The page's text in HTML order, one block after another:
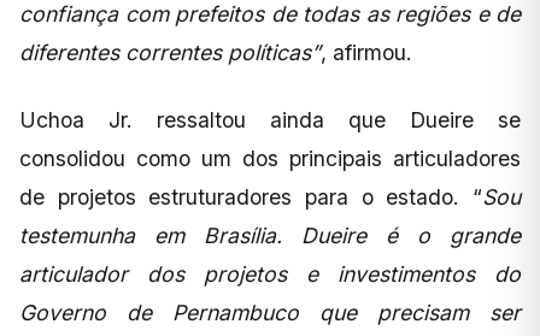
confiança com prefeitos de todas as regiões e de
diferentes correntes políticas”, afirmou.
Uchoa Jr. ressaltou ainda que Dueire se
consolidou como um dos principais articuladores
de projetos estruturadores para o estado. “Sou
testemunha em Brasília. Dueire é o grande
articulador dos projetos e investimentos do
Governo de Pernambuco que precisam ser